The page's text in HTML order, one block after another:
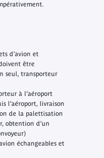
d’avion et
être
seul, transporteur
à l’aéroport
l’aéroport, livraison
de la palettisation
obtention d’un
échangeables et